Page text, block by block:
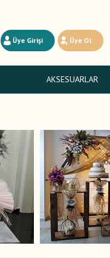
Üye Girişi Üye Ol
AKSESUARLAR